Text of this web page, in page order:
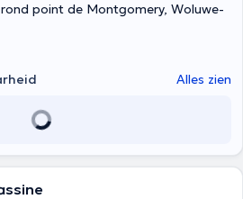
rond point de Montgomery, Woluwe-
Alles zien